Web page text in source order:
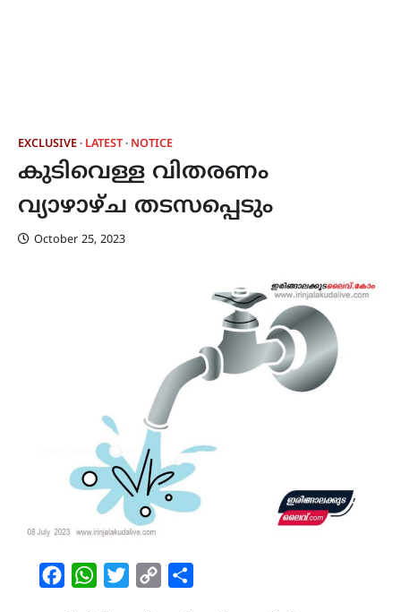
EXCLUSIVE LATEST NOTICE
കുടിവെള്ള വിതരണം
വ്യാഴാഴ്ച തടസപ്പെടും
October 25, 2023
FacebookWhatsAppTwitterCopy